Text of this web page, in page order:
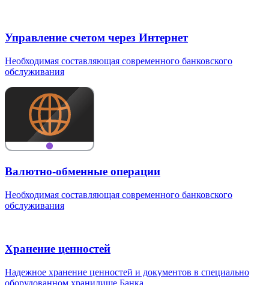
Управление счетом через Интернет
Необходимая составляющая современного банковского
обслуживания
Валютно-обменные операции
Необходимая составляющая современного банковского
обслуживания
Хранение ценностей
Надежное хранение ценностей и документов в специально
оборудованном хранилище Банка